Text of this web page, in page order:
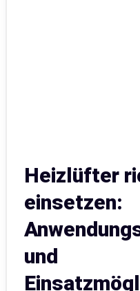
Heizlüfter
einsetzen:
und